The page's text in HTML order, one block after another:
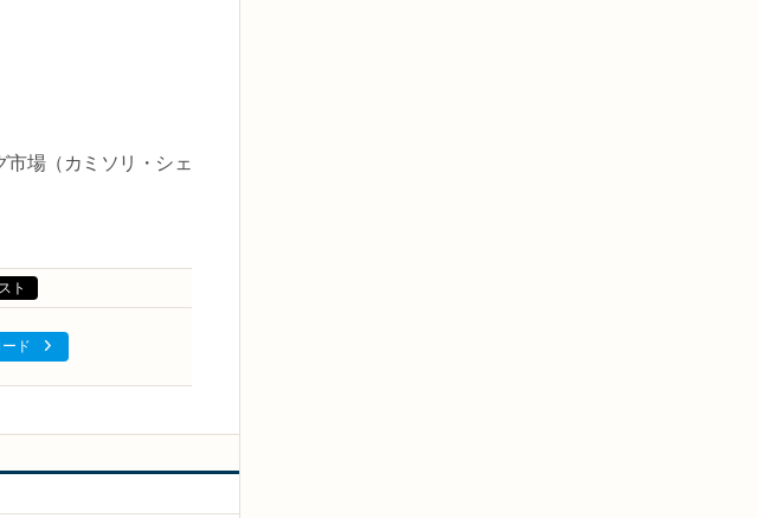
場（カミソリ・シェ
ト
ド